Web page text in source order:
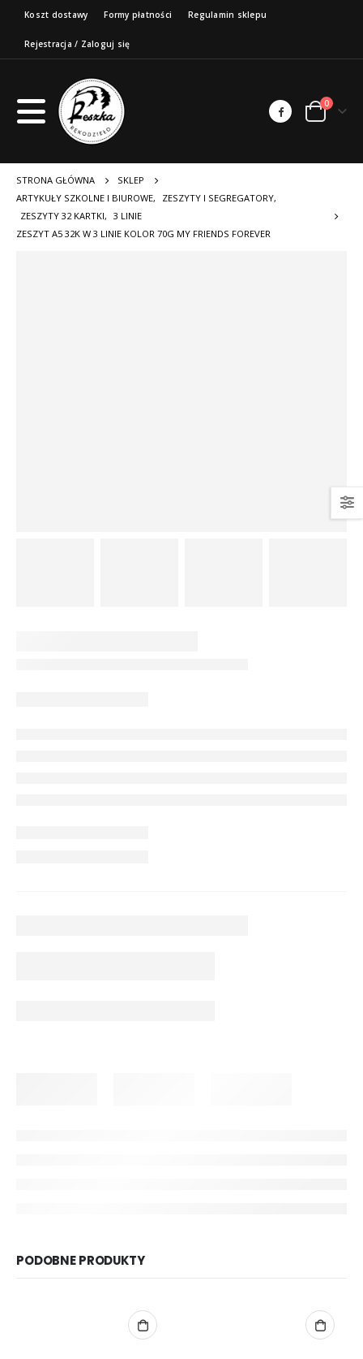
Koszt dostawy Formy płatności Regulamin sklepu
Rejestracja / Zaloguj się
0
STRONA GŁÓWNA
SKLEP
ARTYKUŁY SZKOLNE I BIUROWE, ZESZYTY I SEGREGATORY,
ZESZYTY 32 KARTKI, 3 LINIE
ZESZYT A5 32K W 3 LINIE KOLOR 70G MY FRIENDS FOREVER
PODOBNE PRODUKTY